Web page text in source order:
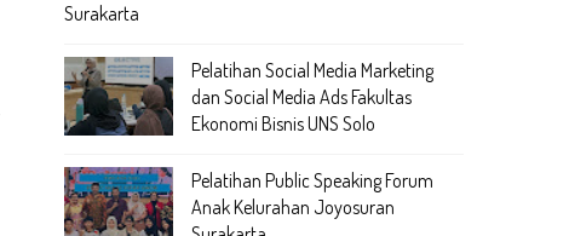
Surakarta
Pelatihan Social Media Marketing
dan Social Media Ads Fakultas
Ekonomi Bisnis UNS Solo
Pelatihan Public Speaking Forum
Anak Kelurahan Joyosuran